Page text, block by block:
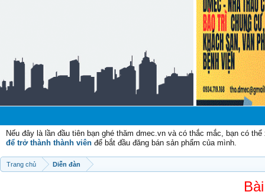
Nếu đây là lần đầu tiên bạn ghé thăm dmec.vn và có thắc mắc, bạn có
để trở thành thành viên để bắt đầu đăng bán sản phẩm của mình.
Trang chủ Diễn đàn